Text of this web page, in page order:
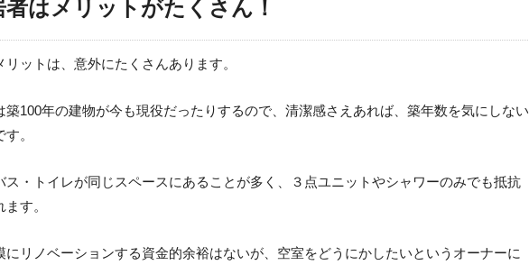
はメリットがたくさん！
ットは、意外にたくさんあります。
築100年の建物が今も現役だったりするので、清潔感さえあれば、築年数を気にしない
。
ス・トイレが同じスペースにあることが多く、３点ユニットやシャワーのみでも抵抗
す。
にリノベーションする資金的余裕はないが、空室をどうにかしたいというオーナーに